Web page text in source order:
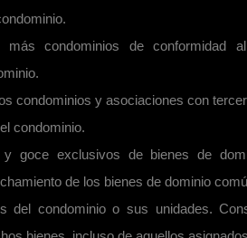
condominios de conformidad
condominios y asociaciones con
condominio.
y goce exclusivos de bienes de
de los bienes de dominio
del condominio o sus unidades.